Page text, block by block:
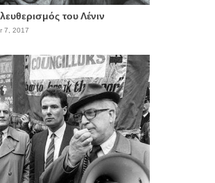
του Λένιν
7, 2017